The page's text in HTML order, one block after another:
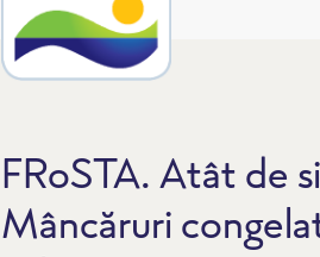
FRoSTA. Atât de
Mâncăruri